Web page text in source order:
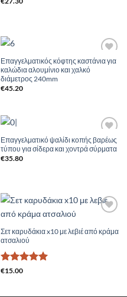
Add to
Επαγγελματικός κόφτης καστάνια για
καλώδια αλουμίνιο και χαλκό
διάμετρος 240mm
€45.20
Add to
Wishlist
Επαγγελματικό ψαλίδι κοπής βαρέως
τύπου για σίδερα και χοντρά σύρματα
€35.80
Wishlist
Σετ καρυδάκια x10 με λεβιέ από κράμα
ατσαλιού
Βαθμολογήθηκε
€15.00